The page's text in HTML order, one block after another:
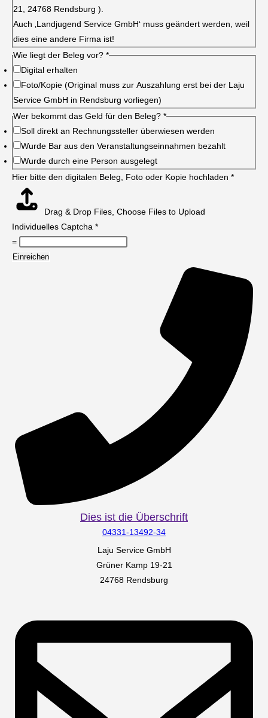
21, 24768 Rendsburg ).
Auch ‚Landjugend Service GmbH‘ muss geändert werden, weil
dies eine andere Firma ist!
Wie liegt der Beleg vor? *
Digital erhalten
Foto/Kopie (Original muss zur Auszahlung erst bei der Laju
Service GmbH in Rendsburg vorliegen)
Wer bekommt das Geld für den Beleg? *
Soll direkt an Rechnungssteller überwiesen werden
Wurde Bar aus den Veranstaltungseinnahmen bezahlt
Wurde durch eine Person ausgelegt
Hier bitte den digitalen Beleg, Foto oder Kopie hochladen *
Drag & Drop Files, Choose Files to Upload
Individuelles Captcha *
=
Einreichen
Dies ist die Überschrift
04331-13492-34
Laju Service GmbH
Grüner Kamp 19-21
24768 Rendsburg